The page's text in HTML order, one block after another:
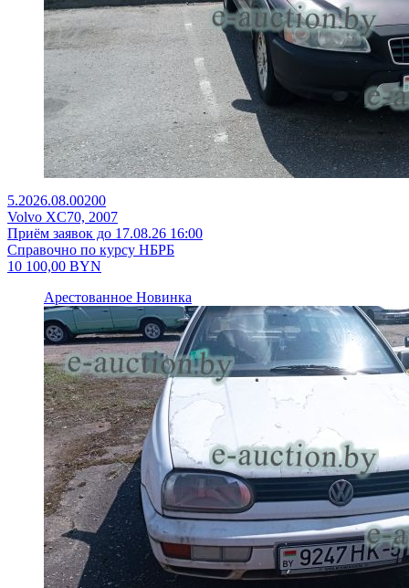
5.2026.08.00200
Volvo XC70, 2007
Приём заявок до 17.08.26 16:00
Справочно по курсу НБРБ
10 100,00 BYN
Арестованное Новинка